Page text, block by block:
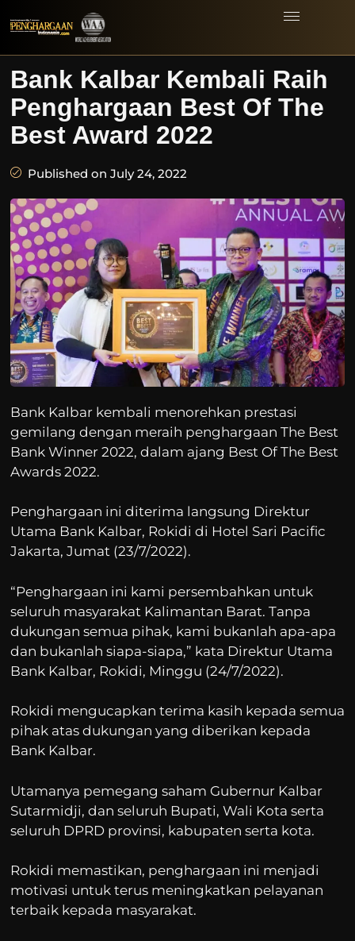
Bank Kalbar Kembali Raih
Penghargaan Best Of The
Best Award 2022
Published on July 24, 2022
Bank Kalbar kembali menorehkan prestasi
gemilang dengan meraih penghargaan The Best
Bank Winner 2022, dalam ajang Best Of The Best
Awards 2022.
Penghargaan ini diterima langsung Direktur
Utama Bank Kalbar, Rokidi di Hotel Sari Pacific
Jakarta, Jumat (23/7/2022).
“Penghargaan ini kami persembahkan untuk
seluruh masyarakat Kalimantan Barat. Tanpa
dukungan semua pihak, kami bukanlah apa-apa
dan bukanlah siapa-siapa,” kata Direktur Utama
Bank Kalbar, Rokidi, Minggu (24/7/2022).
Rokidi mengucapkan terima kasih kepada semua
pihak atas dukungan yang diberikan kepada
Bank Kalbar.
Utamanya pemegang saham Gubernur Kalbar
Sutarmidji, dan seluruh Bupati, Wali Kota serta
seluruh DPRD provinsi, kabupaten serta kota.
Rokidi memastikan, penghargaan ini menjadi
motivasi untuk terus meningkatkan pelayanan
terbaik kepada masyarakat.